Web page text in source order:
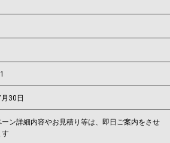
30日
ーン詳細内容やお見積り等は、即日ご案内をさせ
す